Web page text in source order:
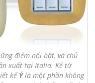
điểm nổi bật, và chủ
xuất tại Italia. Kể từ
kếÝlà một phần không